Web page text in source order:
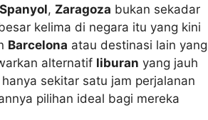
Spanyol, Zaragoza bukan sekadar
kelima di negara itu yang kini
Barcelona atau destinasi lain yang
alternatif liburan yang jauh
sekitar satu jam perjalanan
pilihan ideal bagi mereka